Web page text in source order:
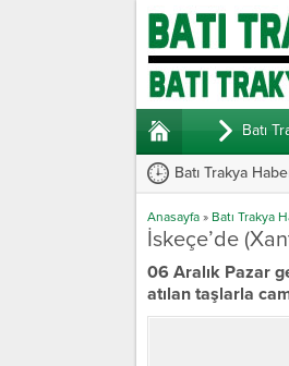
Batı
Batı Trakya
Anasayfa » Batı Trakya
İskeçe’de
06 Aralık Pazar
atılan taşlarla